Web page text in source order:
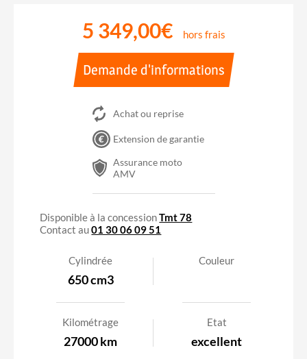
5 349,00€ hors frais
Demande d'informations
Achat ou reprise
Extension de garantie
Assurance moto
AMV
Disponible à la concessionTmt 78
Contact au01 30 06 09 51
Cylindrée
650 cm3
Couleur
Kilométrage
27000 km
Etat
excellent